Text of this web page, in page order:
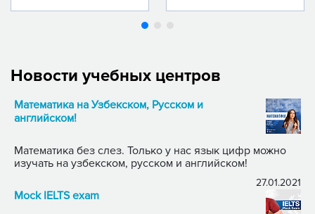
Новости учебных центров
Математика на Узбекском, Русском и
английском!
Математика без слез. Только у нас язык цифр можно
изучать на узбекском, русском и английском!
27.01.2021
Mock IELTS exam